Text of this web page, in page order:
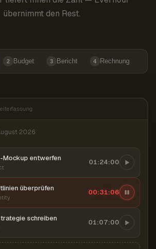
übernimmt den Rest.
2 Budget 3 Bericht 4 Rechnung
2026
Mockup entwerfen 01:24:00
überprüfen 00:31:07
schreiben 01:07:00